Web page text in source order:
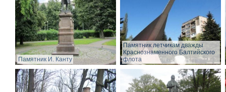
Памятник И. Канту
Памятник летчикам дважды
Краснознаменного Балтийского
флота